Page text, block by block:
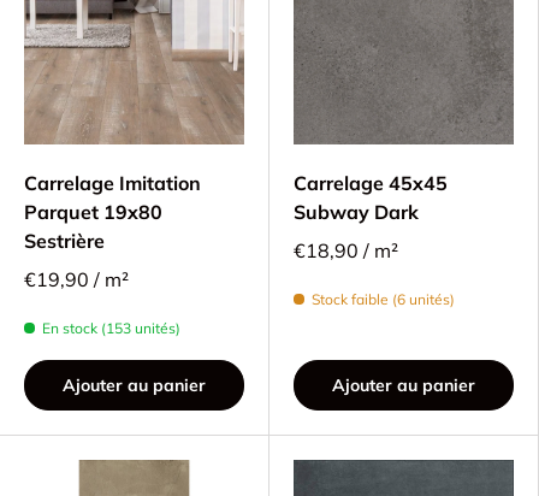
Carrelage Imitation
Parquet 19x80
Sestrière
€19,90 / m²
En stock (153 unités)
Ajouter au panier
Carrelage 45x45
Subway Dark
€18,90 / m²
Stock faible (6 unités)
Ajouter au panier